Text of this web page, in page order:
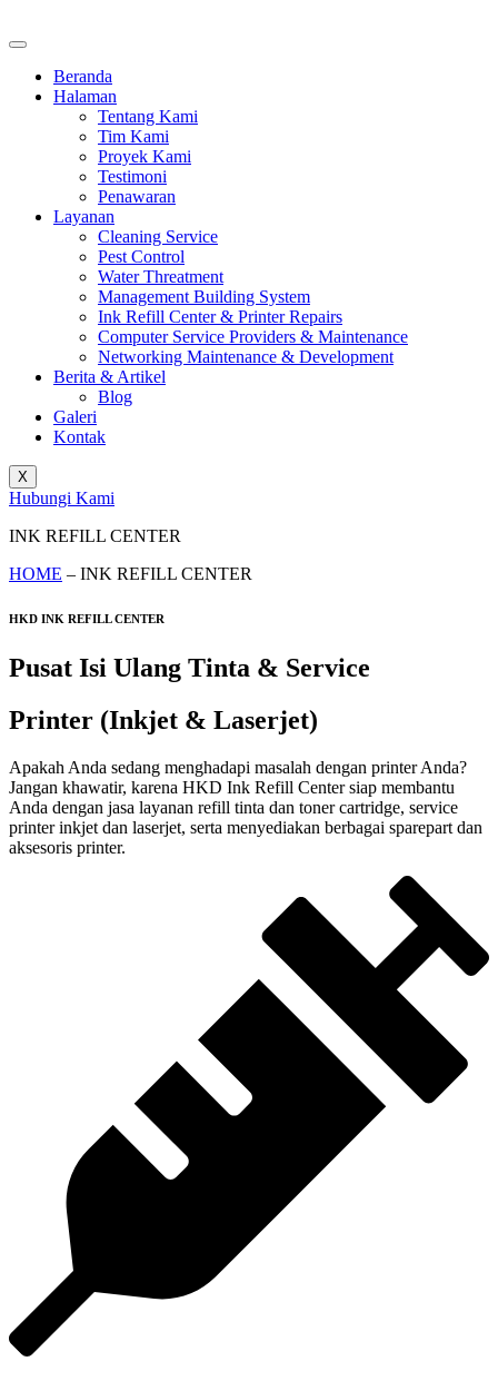
Beranda
Halaman
Tentang Kami
Tim Kami
Proyek Kami
Testimoni
Penawaran
Layanan
Cleaning Service
Pest Control
Water Threatment
Management Building System
Ink Refill Center & Printer Repairs
Computer Service Providers & Maintenance
Networking Maintenance & Development
Berita & Artikel
Blog
Galeri
Kontak
X
Hubungi Kami
INK REFILL CENTER
HOME – INK REFILL CENTER
HKD INK REFILL CENTER
Pusat Isi Ulang Tinta & Service
Printer (Inkjet & Laserjet)
Apakah Anda sedang menghadapi masalah dengan printer Anda?
Jangan khawatir, karena HKD Ink Refill Center siap membantu
Anda dengan jasa layanan refill tinta dan toner cartridge, service
printer inkjet dan laserjet, serta menyediakan berbagai sparepart dan
aksesoris printer.